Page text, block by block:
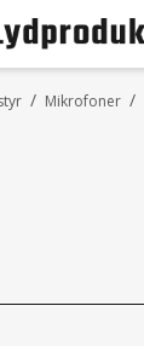
/ /
Mikrofoner